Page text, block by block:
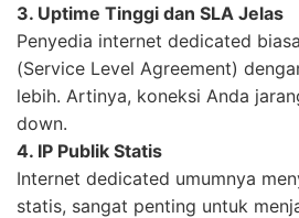
3. Uptime Tinggi dan SLA Jelas
Penyedia internet dedicated
(Service Level Agreement)
lebih. Artinya, koneksi Anda
down.
4. IP Publik Statis
Internet dedicated umumnya
statis, sangat penting untuk